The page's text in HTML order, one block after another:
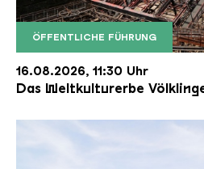
ÖFFENTLICHE FÜHRUNG
Der Erzschrägaufzug der
Copyright: Weltkulturerbe
16.08.2026, 11:30 Uhr
Das Weltkulturerbe